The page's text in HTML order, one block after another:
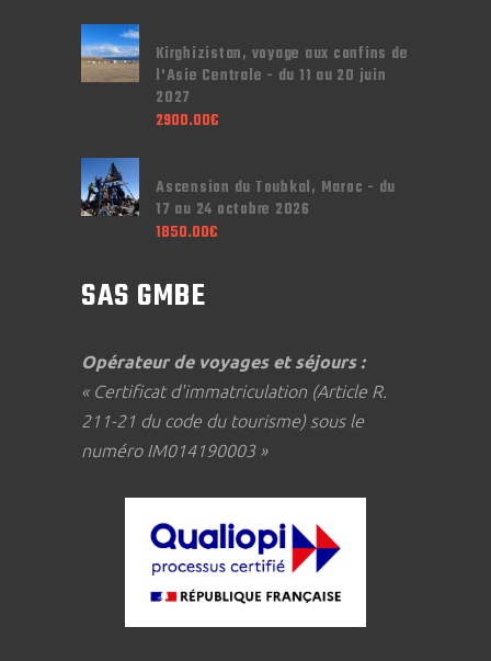
Kirghizistan, voyage aux confins de
l'Asie Centrale - du 11 au 20 juin
2027
2900.00€
Ascension du Toubkal, Maroc - du
17 au 24 octobre 2026
1850.00€
SAS GMBE
Opérateur de voyages et séjours :
« Certificat d'immatriculation (Article R.
211-21 du code du tourisme) sous le
numéro IM014190003 »